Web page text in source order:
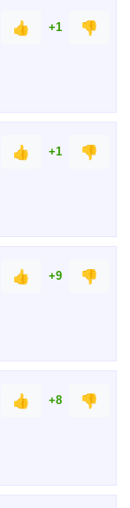
👍 +1
👎
👍 +1
👎
👍 +9
👎
👍 +8
👎